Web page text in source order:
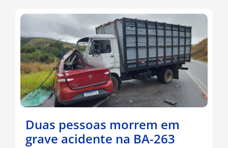
Duas pessoas morrem em
grave acidente na BA-263